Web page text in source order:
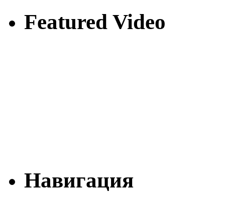
Featured Video
Навигация